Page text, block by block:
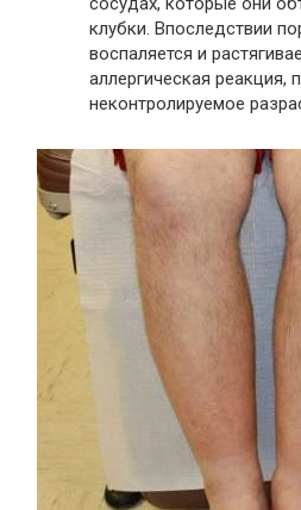
клубки. Впоследствии
воспаляется и
аллергическая
неконтролируемое